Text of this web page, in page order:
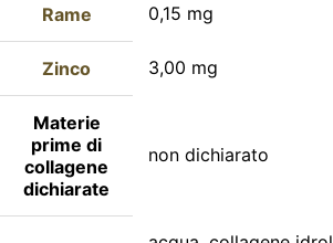
Rame 0,15 mg
Zinco 3,00 mg
Materie
prime di
collagene
dichiarate
non dichiarato